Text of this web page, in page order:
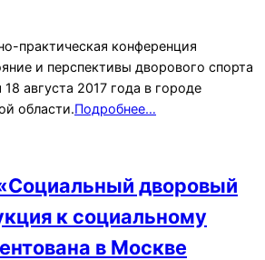
практическая конференция
и перспективы дворового спорта
августа 2017 года в городе
области.Подробнее…
дворовый
к социальному
в Москве